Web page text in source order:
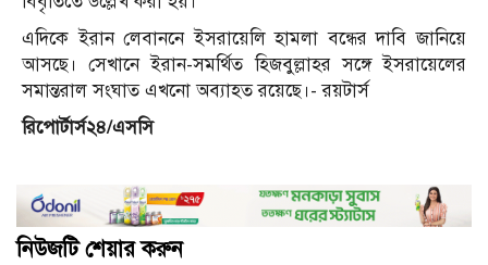
এদিকে ইরান লেবাননে ইসরায়েলি হামলা বন্ধের দাবি জানিয়ে
আসছে। সেখানে ইরান-সমর্থিত হিজবুল্লাহর সঙ্গে ইসরায়েলের
সমান্তরাল সংঘাত এখনো অব্যাহত রয়েছে।- রয়টার্স
রিপোর্টার্স২৪/এসসি
নিউজটি শেয়ার করুন